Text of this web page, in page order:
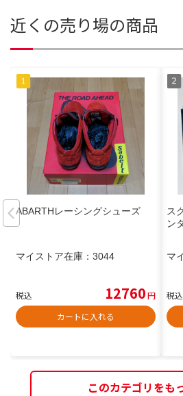
近くの売り場の商品
ABARTHレーシングシューズ
マイストア在庫： 3044
税込 12760円
カートに入れる
ス
ン
マ
税込
このカテゴリをも